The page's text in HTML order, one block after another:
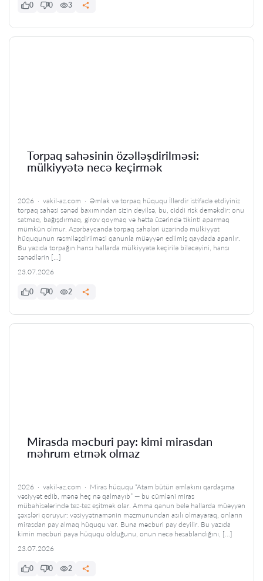
0 0 3
Torpaq sahəsinin özəlləşdirilməsi:
mülkiyyətə necə keçirmək
2026 · vakil-az.com · Əmlak və torpaq hüququ İllərdir istifadə etdiyiniz
torpaq sahəsi sənəd baxımından sizin deyilsə, bu, ciddi risk deməkdir: onu
satmaq, bağışdırmaq, girov qoymaq və hətta üzərində tikinti aparmaq
mümkün olmur. Azərbaycanda torpaq sahələri üzərində mülkiyyət
hüququnun rəsmiləşdirilməsi qanunla müəyyən edilmiş qaydada aparılır.
Bu yazıda torpağın hansı hallarda mülkiyyətə keçirilə biləcəyini, hansı
sənədlərin […]
23.07.2026
0 0 2
Mirasda məcburi pay: kimi mirasdan
məhrum etmək olmaz
2026 · vakil-az.com · Miras hüququ “Atam bütün əmlakını qardaşıma
vəsiyyət edib, mənə heç nə qalmayıb” — bu cümləni miras
mübahisələrində tez-tez eşitmək olar. Amma qanun belə hallarda müəyyən
şəxsləri qoruyur: vəsiyyətnamənin məzmunundan asılı olmayaraq, onların
mirasdan pay almaq hüququ var. Buna məcburi pay deyilir. Bu yazıda
kimin məcburi paya hüququ olduğunu, onun necə hesablandığını, […]
23.07.2026
0 0 2